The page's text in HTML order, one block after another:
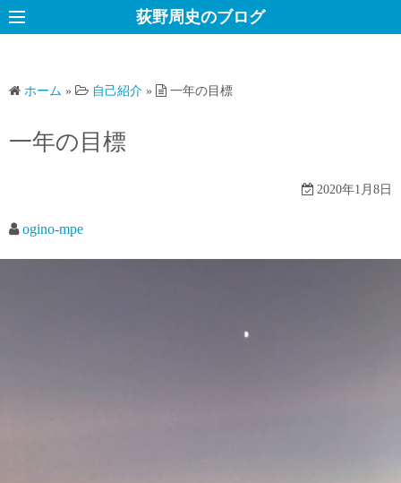
コ
ン
プ
荻野周史のブログ
ホーム » 自己紹介 » 一年の目標
一年の目標
2020年1月8日
ogino-mpe